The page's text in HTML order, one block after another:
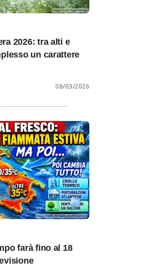
2026: tra alti e
un carattere
08/03/2026
farà fino al 18